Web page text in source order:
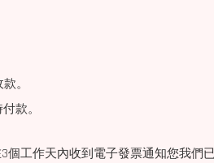
。
款。
工作天內收到電子發票通知您我們